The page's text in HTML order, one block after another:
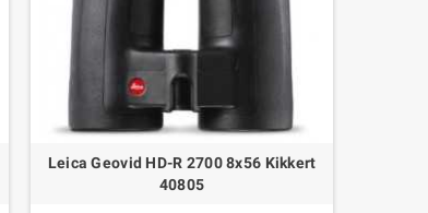
Leica Geovid HD-R 2700 8x56 Kikkert
40805